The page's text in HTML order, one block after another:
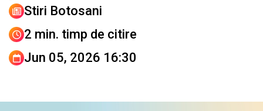
Stiri Botosani
2 min. timp de citire
Jun 05, 2026 16:30